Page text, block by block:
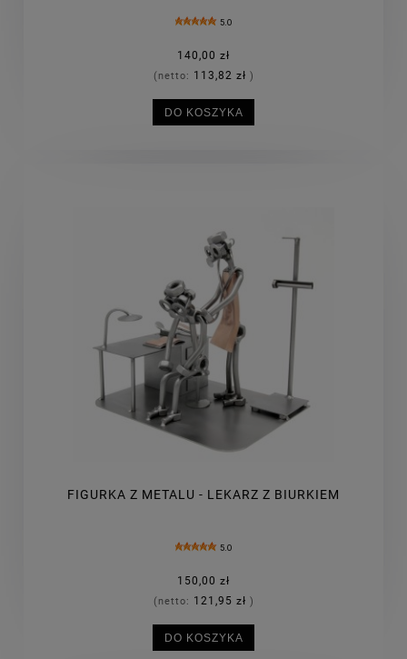
5.0
140,00 zł
(netto: 113,82 zł )
DO KOSZYKA
FIGURKA Z METALU - LEKARZ Z BIURKIEM
5.0
150,00 zł
(netto: 121,95 zł )
DO KOSZYKA